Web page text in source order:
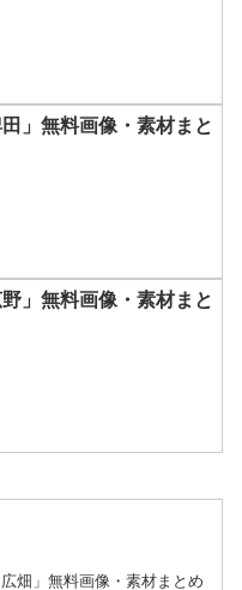
」無料画像・素材まと
」無料画像・素材まと
畑」無料画像・素材まとめ